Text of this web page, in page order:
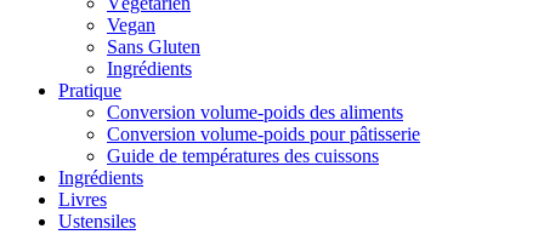
Vegan
Sans Gluten
Ingrédients
Pratique
Conversion volume-poids des aliments
Conversion volume-poids pour pâtisserie
Guide de températures des cuissons
Ingrédients
Livres
Ustensiles